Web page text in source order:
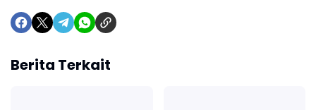
Berita Terkait